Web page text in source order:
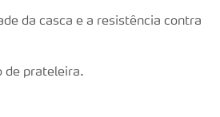
da casca e a resistência contra
de prateleira.